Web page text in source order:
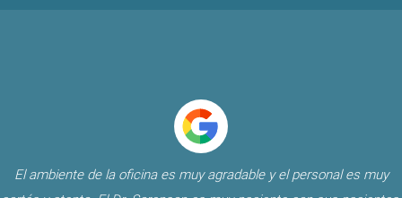
El ambiente de la oficina es muy agradable y el personal es muy